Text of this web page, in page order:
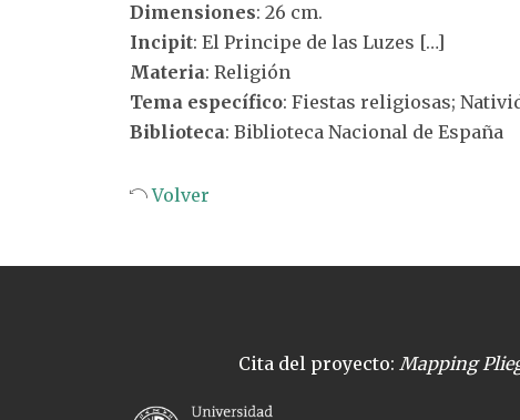
Dimensiones: 26 cm.
Incipit: El Principe de las Luzes […]
Materia: Religión
Tema específico: Fiestas religiosas;
Biblioteca: Biblioteca Nacional de España
Volver
Cita del proyecto: Mapping